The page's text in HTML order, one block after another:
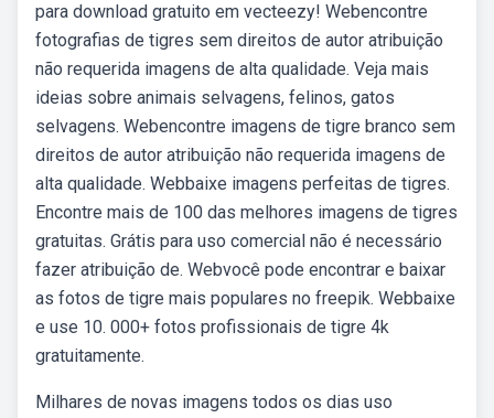
para download gratuito em vecteezy! Webencontre
fotografias de tigres sem direitos de autor atribuição
não requerida imagens de alta qualidade. Veja mais
ideias sobre animais selvagens, felinos, gatos
selvagens. Webencontre imagens de tigre branco sem
direitos de autor atribuição não requerida imagens de
alta qualidade. Webbaixe imagens perfeitas de tigres.
Encontre mais de 100 das melhores imagens de tigres
gratuitas. Grátis para uso comercial não é necessário
fazer atribuição de. Webvocê pode encontrar e baixar
as fotos de tigre mais populares no freepik. Webbaixe
e use 10. 000+ fotos profissionais de tigre 4k
gratuitamente.
Milhares de novas imagens todos os dias uso